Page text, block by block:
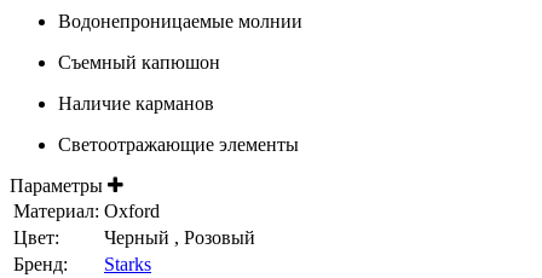
Водонепроницаемые молнии
Съемный капюшон
Наличие карманов
Светоотражающие элементы
Параметры
Материал: Oxford
Цвет:
Черный , Розовый
Бренд:
Starks